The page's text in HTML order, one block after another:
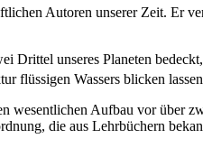
Autoren unserer Zeit. Er
Drittel unseres Planeten
flüssigen Wassers blicken
wesentlichen Aufbau vor über
die aus Lehrbüchern